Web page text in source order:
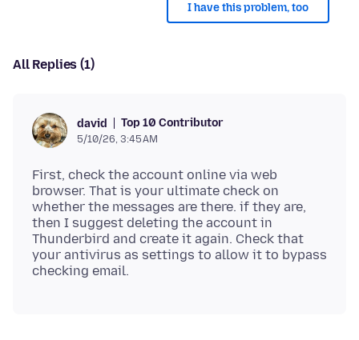
I have this problem, too
All Replies (1)
david Top 10 Contributor
5/10/26, 3:45 AM
First, check the account online via web
browser. That is your ultimate check on
whether the messages are there. if they are,
then I suggest deleting the account in
Thunderbird and create it again. Check that
your antivirus as settings to allow it to bypass